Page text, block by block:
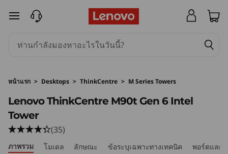
T
n
k
C
e
ข้ามไปที่เนื้อหาหลัก
หน้าแรก > Desktops > ThinkCentre > M Series Towers
Lenovo ThinkCentre M90t Gen 6 Intel
Tower
(35)
ภาพรวม โมเดล ลักษณะ ข้อระบุเฉพาะทางเทคนิค พอร์ตและ